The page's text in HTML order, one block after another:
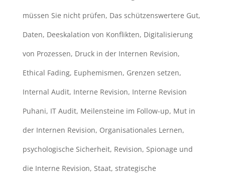
müssen Sie nicht prüfen, Das schützenswertere Gut,
Daten, Deeskalation von Konflikten, Digitalisierung
von Prozessen, Druck in der Internen Revision,
Ethical Fading, Euphemismen, Grenzen setzen,
Internal Audit, Interne Revision, Interne Revision
Puhani, IT Audit, Meilensteine im Follow-up, Mut in
der Internen Revision, Organisationales Lernen,
psychologische Sicherheit, Revision, Spionage und
die Interne Revision, Staat, strategische